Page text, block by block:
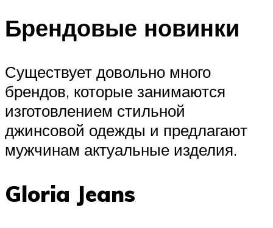
Брендовые новинки
Существует довольно много
брендов, которые занимаются
изготовлением стильной
джинсовой одежды и предлагают
мужчинам актуальные изделия.
Gloria Jeans